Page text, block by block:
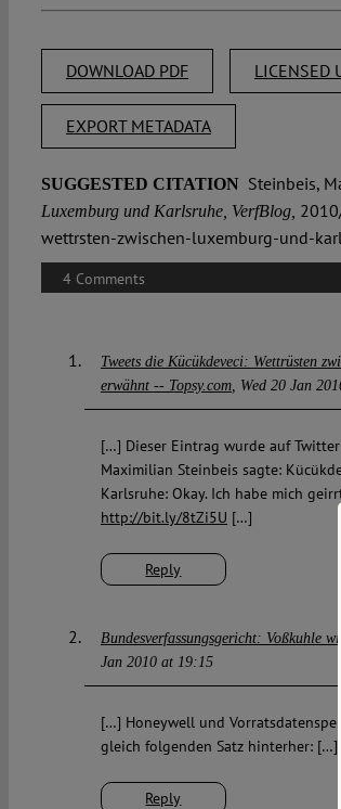
DOWNLOAD PDF LICENSED
EXPORT METADATA
SUGGESTED CITATION Steinbeis,
Luxemburg und Karlsruhe, VerfBlog,
wettrsten-zwischen-luxemburg-und-
4 Comments
Tweets die Kücükdeveci: Wettrüsten
erwähnt -- Topsy.com
Wed 20 Jan
Reply
[…] Dieser Eintrag wurde auf
Maximilian Steinbeis sagte:
Karlsruhe: Okay. Ich habe mich
http://bit.ly/8tZi5U […]
Bundesverfassungsgericht: Voßkuhle
Jan 2010 at 19:15
Reply
[…] Honeywell und
gleich folgenden Satz hinterher: […]